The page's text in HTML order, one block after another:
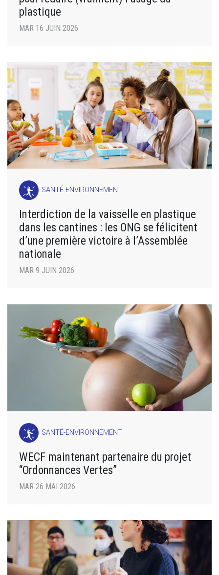
plastique
MAR 16 JUIN 2026
SANTÉ-ENVIRONNEMENT
Interdiction de la vaisselle en plastique
dans les cantines : les ONG se félicitent
d’une première victoire à l’Assemblée
nationale
MAR 9 JUIN 2026
SANTÉ-ENVIRONNEMENT
WECF maintenant partenaire du projet
“Ordonnances Vertes”
MAR 26 MAI 2026